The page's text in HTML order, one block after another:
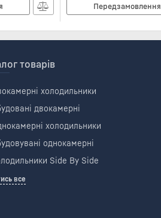
Передзамовлення
товарів
холодильники
двокамерні
холодильники
однокамерні
Side By Side
все